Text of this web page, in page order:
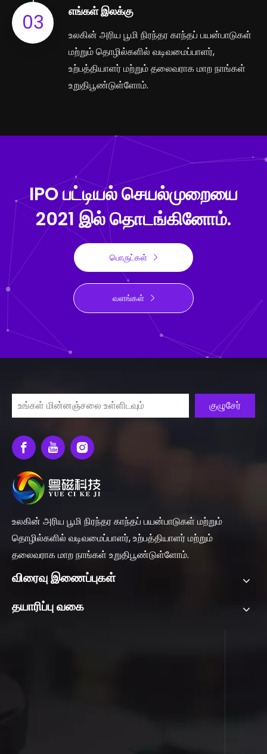
03 எங்கள் இலக்கு
உலகின் அரிய பூமி நிரந்தர காந்தப் பயன்பாடுகள்
மற்றும் தொழில்களில் வடிவமைப்பாளர்,
உற்பத்தியாளர் மற்றும் தலைவராக மாற நாங்கள்
உறுதிபூண்டுள்ளோம்.
IPO பட்டியல் செயல்முறையை
2021 இல் தொடங்கினோம்.
பொருட்கள்
வளங்கள்
குழுசேர்
உலகின் அரிய பூமி நிரந்தர காந்தப் பயன்பாடுகள் மற்றும்
தொழில்களில் வடிவமைப்பாளர், உற்பத்தியாளர் மற்றும்
தலைவராக மாற நாங்கள் உறுதிபூண்டுள்ளோம்.
விரைவு இணைப்புகள்
தயாரிப்பு வகை